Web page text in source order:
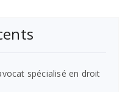
spécialisé en droit